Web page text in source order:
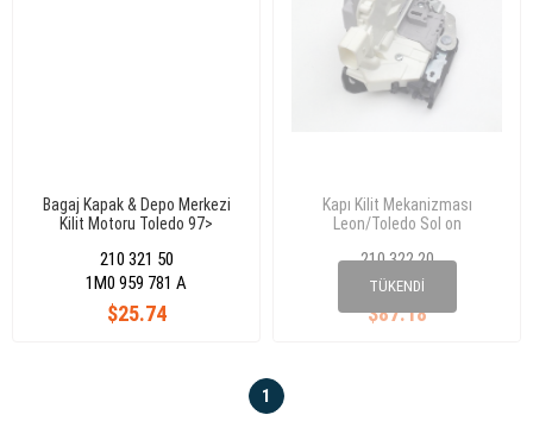
Bagaj Kapak & Depo Merkezi
Kilit Motoru Toledo 97>
4/V/Bora/Passat 1M0959781A
210 321 50
$25.74
1M0 959 781 A TÜKENDI
Kapı Kilit Mekanizması
Leon/Toledo Sol on
210 322 20
$87.18
1P1 837 015
1